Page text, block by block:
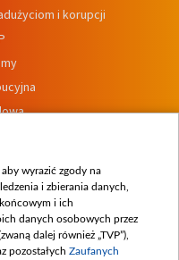
i korupcji
wyrazić zgody na
i zbierania danych,
i ich
danych osobowych przez
dalej również „TVP”),
pozostałych Zaufanych